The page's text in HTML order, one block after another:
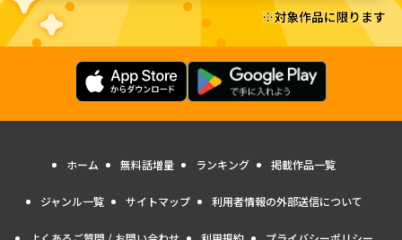
ホーム 無料話増量 ランキング 掲載作品一覧
ジャンル一覧 サイトマップ 利用者情報の外部送信について